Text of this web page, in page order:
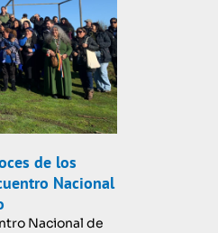
de los
Nacional
Nacional de